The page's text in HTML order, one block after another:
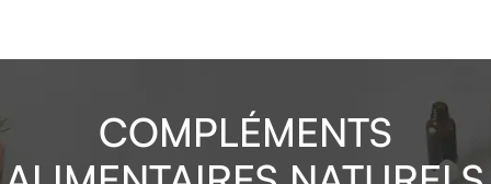
COMPLÉMENTS